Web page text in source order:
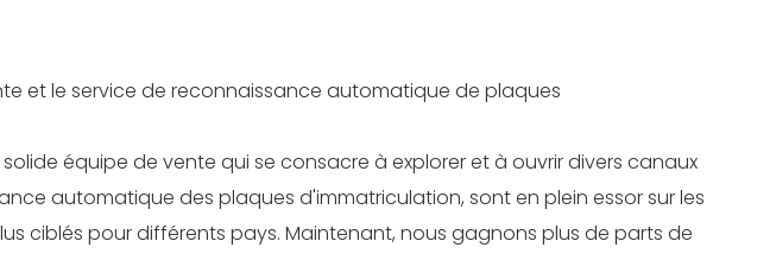
et le service de reconnaissance automatique de plaques
équipe de vente qui se consacre à explorer et à ouvrir divers canaux
automatique des plaques d'immatriculation, sont en plein essor sur les
ciblés pour différents pays. Maintenant, nous gagnons plus de parts de